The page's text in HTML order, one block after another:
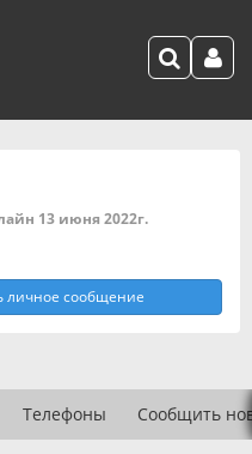
13 июня 2022г.
личное сообщение
Телефоны Сообщить